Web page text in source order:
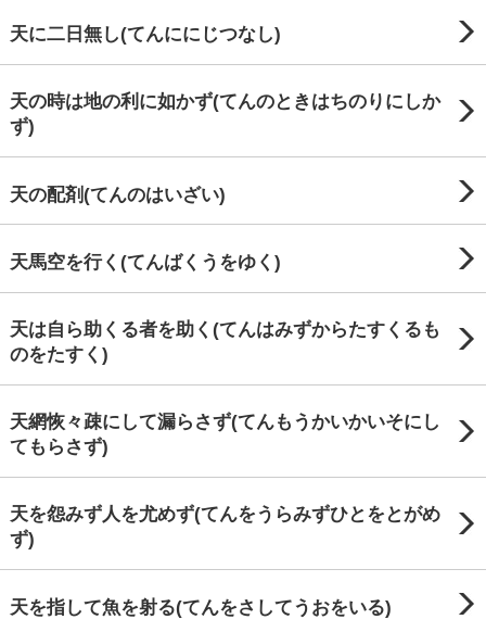
天に二日無し(てんににじつなし)
天の時は地の利に如かず(てんのときはちのりにしか
ず)
天の配剤(てんのはいざい)
天馬空を行く(てんばくうをゆく)
天は自ら助くる者を助く(てんはみずからたすくるも
のをたすく)
天網恢々疎にして漏らさず(てんもうかいかいそにし
てもらさず)
天を怨みず人を尤めず(てんをうらみずひとをとがめ
ず)
天を指して魚を射る(てんをさしてうおをいる)